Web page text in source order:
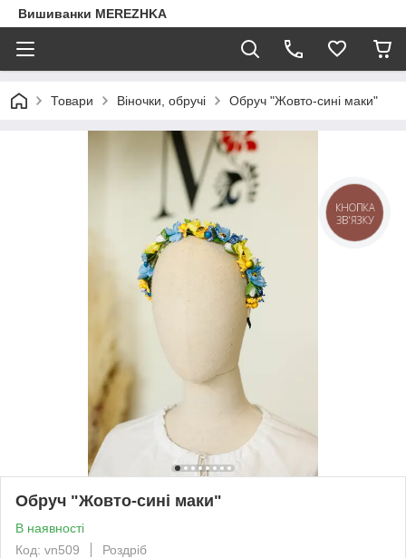
Вишиванки MEREZHKA
Товари Віночки, обручі Обруч "Жовто-сині маки"
Обруч "Жовто-сині маки"
В наявності
Код: vn509
Роздріб
КНОПКА
ЗВ'ЯЗКУ